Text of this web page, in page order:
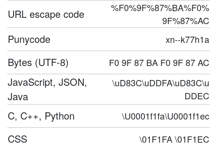
URL escape code
%F0%9F%87%BA%F0%
9F%87%AC
Punycode xn--k77h1a
Bytes (UTF-8) F0 9F 87 BA F0 9F 87 AC
JavaScript, JSON,
Java
\uD83C\uDDFA\uD83C\u
DDEC
C, C++, Python \U0001f1fa\U0001f1ec
CSS \01F1FA \01F1EC